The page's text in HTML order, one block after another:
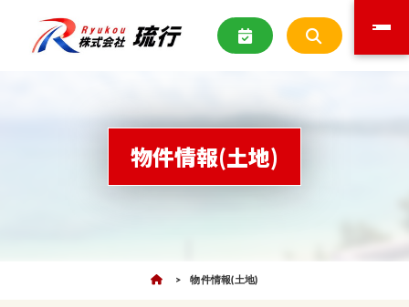
物件情報(土地)
物件情報(土地)